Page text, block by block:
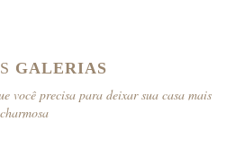
GALERIAS
você precisa para deixar sua casa mais
charmosa